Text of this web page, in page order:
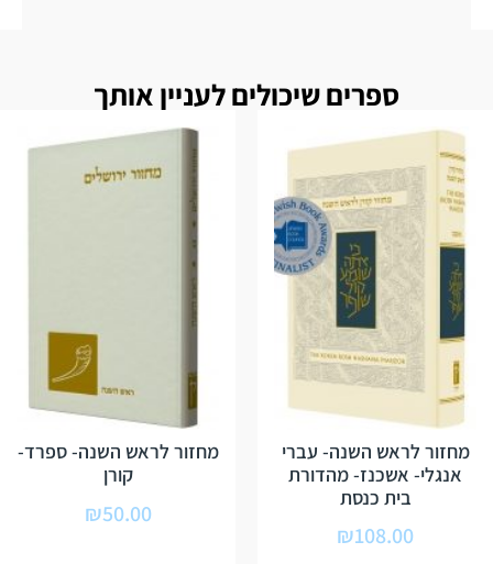
ספרים שיכולים לעניין אותך
מחזור לראש השנה- עברי
אנגלי- אשכנז- מהדורת
בית כנסת
₪108.00
מחזור לראש השנה- ספרד-
קורן
₪50.00